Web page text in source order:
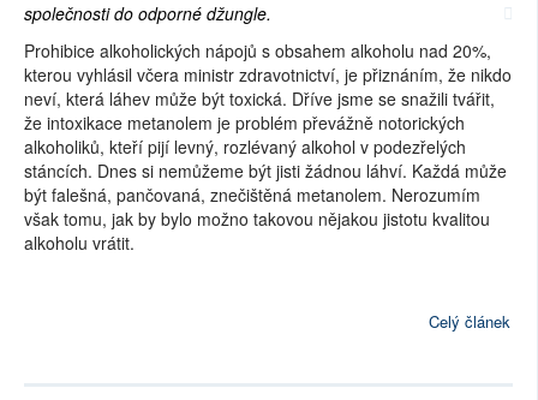
společnosti do odporné džungle.
Prohibice alkoholických nápojů s obsahem alkoholu nad 20%,
kterou vyhlásil včera ministr zdravotnictví, je přiznáním, že nikdo
neví, která láhev může být toxická. Dříve jsme se snažili tvářit,
že intoxikace metanolem je problém převážně notorických
alkoholiků, kteří pijí levný, rozlévaný alkohol v podezřelých
stáncích. Dnes si nemůžeme být jisti žádnou láhví. Každá může
být falešná, pančovaná, znečištěná metanolem. Nerozumím
však tomu, jak by bylo možno takovou nějakou jistotu kvalitou
alkoholu vrátit.
Celý článek